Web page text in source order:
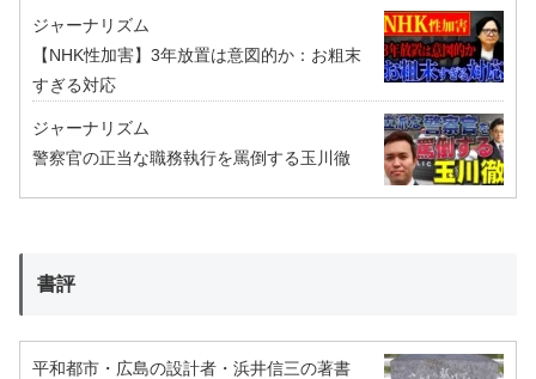
ジャーナリズム
【NHK性加害】3年放置は意図的か：お粗末
すぎる対応
ジャーナリズム
警察官の正当な職務執行を罵倒する玉川徹
書評
平和都市・広島の設計者・浜井信三の著書